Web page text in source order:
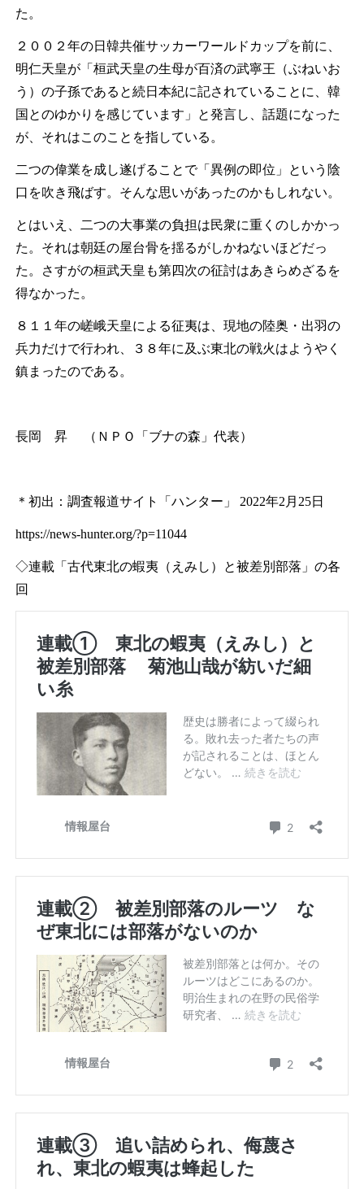
た。
２００２年の日韓共催サッカーワールドカップを前に、
明仁天皇が「桓武天皇の生母が百済の武寧王（ぶねいお
う）の子孫であると続日本紀に記されていることに、韓
国とのゆかりを感じています」と発言し、話題になった
が、それはこのことを指している。
二つの偉業を成し遂げることで「異例の即位」という陰
口を吹き飛ばす。そんな思いがあったのかもしれない。
とはいえ、二つの大事業の負担は民衆に重くのしかかっ
た。それは朝廷の屋台骨を揺るがしかねないほどだっ
た。さすがの桓武天皇も第四次の征討はあきらめざるを
得なかった。
８１１年の嵯峨天皇による征夷は、現地の陸奥・出羽の
兵力だけで行われ、３８年に及ぶ東北の戦火はようやく
鎮まったのである。
長岡 昇 （ＮＰＯ「ブナの森」代表）
＊初出：調査報道サイト「ハンター」 2022年2月25日
https://news-hunter.org/?p=11044
◇連載「古代東北の蝦夷（えみし）と被差別部落」の各
回